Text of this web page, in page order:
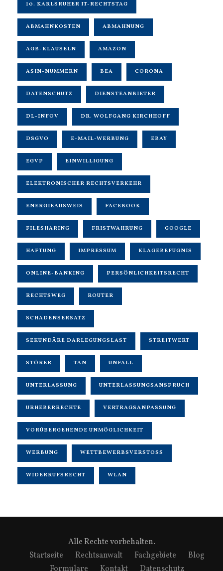
10. KARLSRUHER IT-RECHTSTAG
ABMAHNKOSTEN ABMAHNUNG
AGB-KLAUSELN AMAZON
ASIN-NUMMERN BEA CORONA
DATENSCHUTZ DIENSTEANBIETER
DL-INFOV DR. WOLFGANG KIRCHHOFF
DSGVO E-MAIL-WERBUNG EBAY
EGVP EINWILLIGUNG
ELEKTRONISCHER RECHTSVERKEHR
ENERGIEAUSWEIS FACEBOOK
FILESHARING FRISTWAHRUNG GOOGLE
HAFTUNG IMPRESSUM KLAGEBEFUGNIS
ONLINE-BANKING PERSÖNLICHKEITSRECHT
RECHTSWEG ROUTER
SCHADENSERSATZ
SEKUNDÄRE DARLEGUNGSLAST STREITWERT
STÖRER TAN UNFALL
UNTERLASSUNG UNTERLASSUNGSANSPRUCH
URHEBERRECHTE VERTRAGSANPASSUNG
VORÜBERGEHENDE UNMÖGLICHKEIT
WERBUNG WETTBEWERBSVERSTOSS
WIDERRUFSRECHT WLAN
Alle Rechte vorbehalten.
Startseite
Rechtsanwalt Fachgebiete
Blog